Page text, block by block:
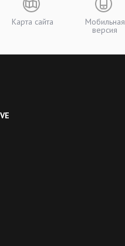
Карта сайта Мобильная
версия